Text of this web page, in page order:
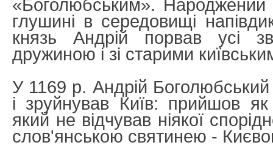
«Боголюбським». Народжений
глушині в середовищі
князь Андрій порвав усі
дружиною і зі старими
У 1169 р. Андрій Боголюбський
і зруйнував Київ: прийшов
який не відчував ніякої
слов'янською святинею -